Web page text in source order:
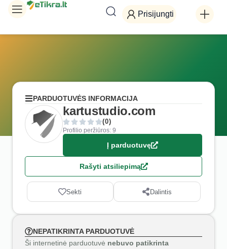
Prisijungti
PARDUOTUVĖS INFORMACIJA
kartustudio.com
(0)
Profilio peržiūros: 9
Į parduotuvę
Rašyti atsiliepimą
Sekti Dalintis
NEPATIKRINTA PARDUOTUVĖ
Ši internetinė parduotuvė nebuvo patikrinta